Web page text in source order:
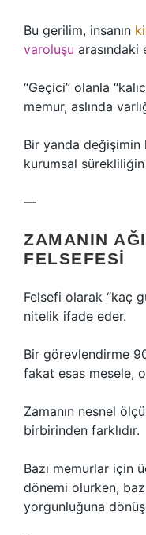
Bu gerilim, insanın
varoluşu arasındaki
“Geçici” olanla
memur, aslında
Bir yanda değişimin
kurumsal sürekliliğin
—
ZAMANIN
FELSEFESI
Felsefi olarak “kaç
nitelik ifade eder.
Bir görevlendirme
fakat esas mesele, o
Zamanın nesnel
birbirinden farklıdır.
Bazı memurlar için
dönemi olurken,
yorgunluğuna